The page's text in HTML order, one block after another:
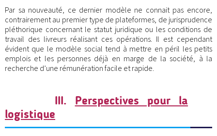
Par sa nouveauté, ce dernier modèle ne connait pas encore,
contrairement au premier type de plateformes, de jurisprudence
pléthorique concernant le statut juridique ou les conditions de
travail des livreurs réalisant ces opérations. Il est cependant
évident que le modèle social tend à mettre en péril les petits
emplois et les personnes déjà en marge de la société, à la
recherche d’une rémunération facile et rapide.
III. Perspectives pour la
logistique